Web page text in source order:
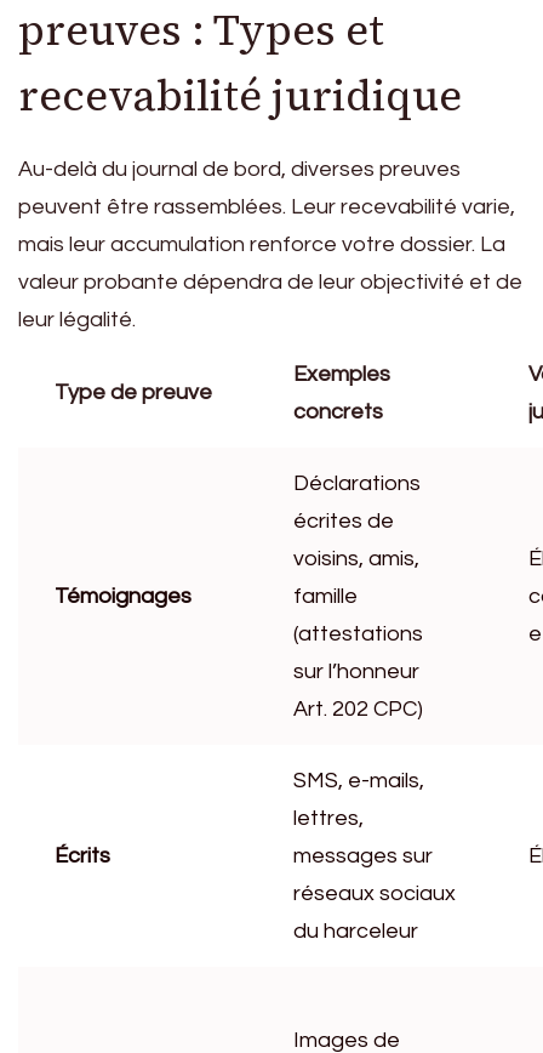
preuves : Types et
recevabilité juridique
Au-delà du journal de bord, diverses preuves
peuvent être rassemblées. Leur recevabilité varie,
mais leur accumulation renforce votre dossier. La
valeur probante dépendra de leur objectivité et de
leur légalité.
Type de preuve
Exemples
concrets
Témoignages
Déclarations
écrites de
voisins, amis,
famille
(attestations
sur l’honneur
Art. 202 CPC)
Écrits
SMS, e-mails,
lettres,
messages sur
réseaux sociaux
du harceleur
Images de